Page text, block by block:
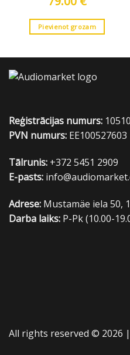
Pievienot grozam
Reģistrācijas numurs:
PVN numurs: EE100527603
Tālrunis: +372 5451 2909
E-pasts:
Adrese: Mustamäe iela 50,
Darba laiks: P-Pk (10.00-
All rights reserved © 2026 |